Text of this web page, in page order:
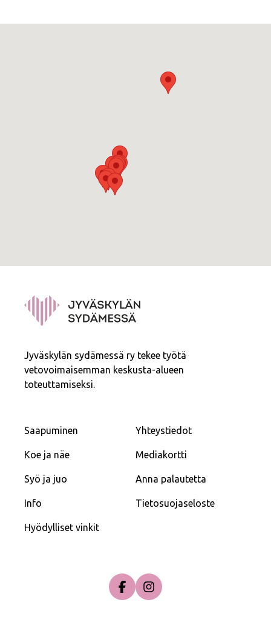
Jyväskylän sydämessä ry tekee työtä
vetovoimaisemman keskusta-alueen
toteuttamiseksi.
Saapuminen
Koe ja näe
Syö ja juo
Info
Hyödylliset vinkit
Yhteystiedot
Mediakortti
Anna palautetta
Tietosuojaseloste